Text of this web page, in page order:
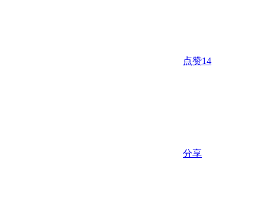
点赞14
分享